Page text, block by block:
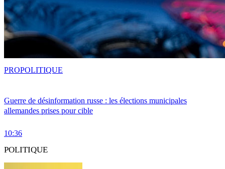
Guerre de désinformation russe : les élections municipales
allemandes prises pour cible
10:36
PROPOLITIQUE
POLITIQUE